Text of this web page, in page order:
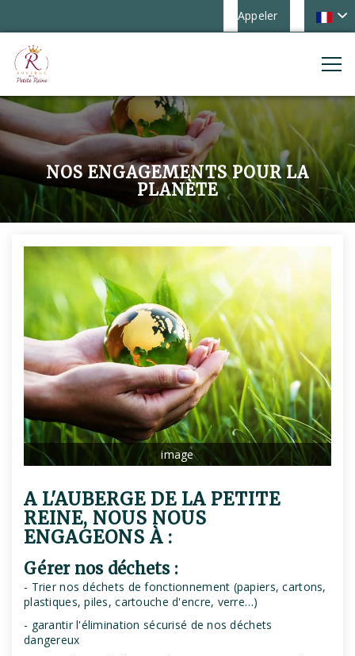
Appeler
NOS ENGAGEMENTS POUR LA
PLANÈTE
image
A L'AUBERGE DE LA PETITE
REINE, NOUS NOUS
ENGAGEONS À :
Gérer nos déchets :
- Trier nos déchets de fonctionnement (papiers, cartons,
plastiques, piles, cartouche d'encre, verre…)
- garantir l'élimination sécurisé de nos déchets
dangereux